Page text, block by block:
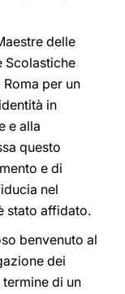
delle
Scolastiche
per un
in
e alla
questo
e di
nel
stato affidato.
benvenuto al
dei
di un